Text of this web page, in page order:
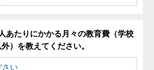
あたりにかかる月々の教育費（学校
）を教えてください。